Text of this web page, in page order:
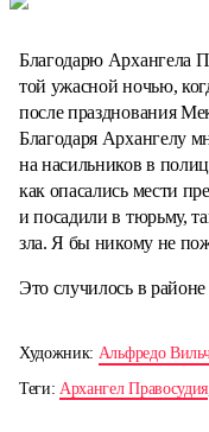
Благодарю Архангела
той ужасной ночью,
после празднования
Благодаря Архангелу
на насильников в
как опасались мести
и посадили в тюрьму,
зла. Я бы никому не
Это случилось в
Художник: Альфредо
Теги: Архангел Правосудия